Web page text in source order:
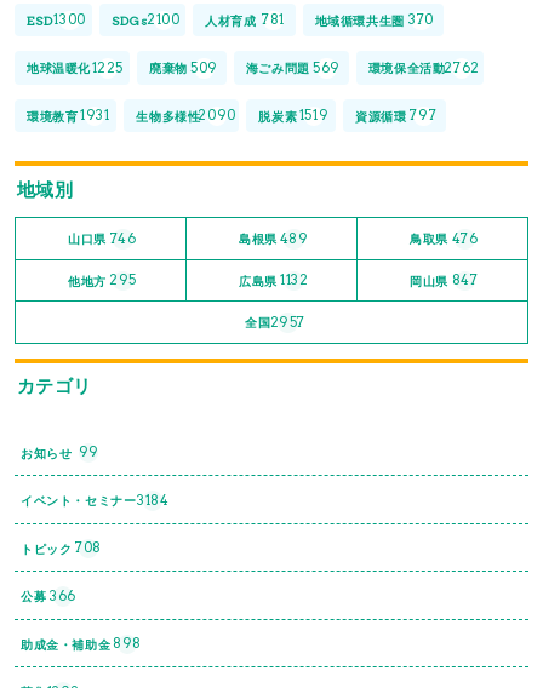
ESD1300 SDGs2100 人材育成 781 地域循環共生圏 370
地球温暖化1225 廃棄物 509 海ごみ問題 569 環境保全活動2762
環境教育1931 生物多様性2090 脱炭素1519 資源循環 797
地域別
山口県 746 島根県 489 鳥取県 476
他地方 295 広島県 1132 岡山県 847
全国2957
カテゴリ
お知らせ 99
イベント・セミナー3184
トピック 708
公募 366
助成金・補助金 898